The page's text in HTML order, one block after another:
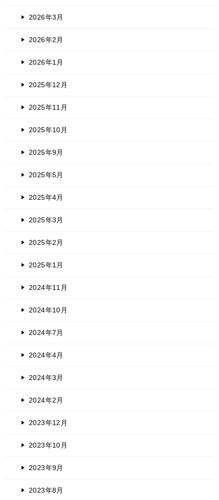
2026年3月
2026年2月
2026年1月
2025年12月
2025年11月
2025年10月
2025年9月
2025年5月
2025年4月
2025年3月
2025年2月
2025年1月
2024年11月
2024年10月
2024年7月
2024年4月
2024年3月
2024年2月
2023年12月
2023年10月
2023年9月
2023年8月